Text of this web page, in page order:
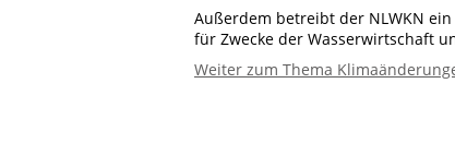
Außerdem betreibt der NLWKN ein
für Zwecke der Wasserwirtschaft
Weiter zum Thema